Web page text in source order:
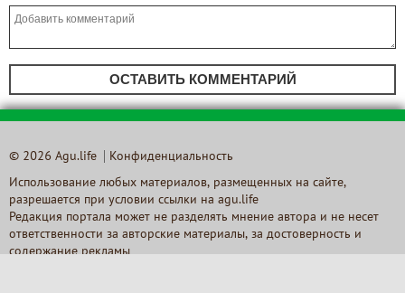
ОСТАВИТЬ КОММЕНТАРИЙ
© 2026 Agu.life Конфиденциальность
Использование любых материалов, размещенных на сайте,
разрешается при условии ссылки на agu.life
Редакция портала может не разделять мнение автора и не несет
ответственности за авторские материалы, за достоверность и
содержание рекламы